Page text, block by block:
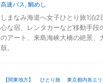
高速バス, 鯛めし
しまなみ海道へ女子ひとり旅1泊
心な宿、レンタカーなど移動手段
のアート、来島海峡大橋の絶景
鼓。
【関東地方】 ひとり旅 東京都内各エリ